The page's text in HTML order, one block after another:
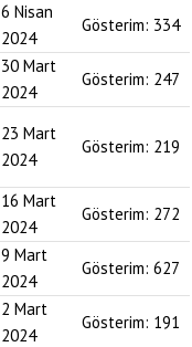
6 Nisan
2024
Gösterim: 334
30 Mart
2024
Gösterim: 247
23 Mart
2024
Gösterim: 219
16 Mart
2024
Gösterim: 272
9 Mart
2024
Gösterim: 627
2 Mart
2024
Gösterim: 191